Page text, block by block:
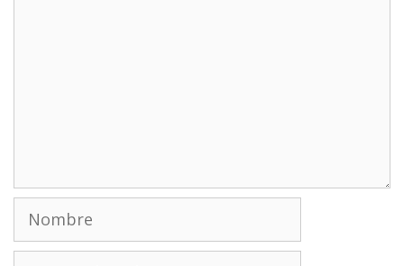
Nombre